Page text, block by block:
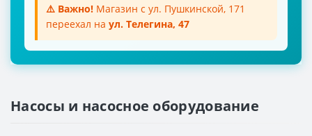
⚠️ Важно! Магазин с ул. Пушкинской, 171
переехал на ул. Телегина, 47
Насосы и насосное оборудование